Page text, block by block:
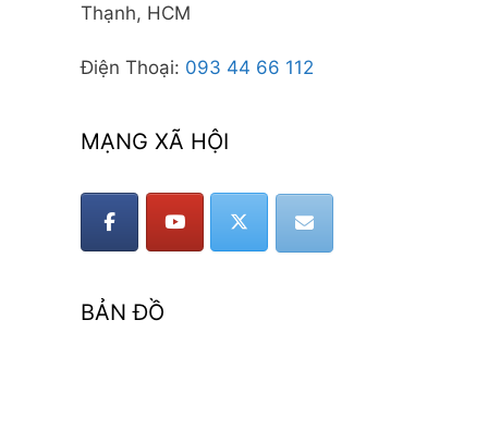
Thạnh, HCM
Điện Thoại: 093 44 66 112
MẠNG XÃ HỘI
BẢN ĐỒ